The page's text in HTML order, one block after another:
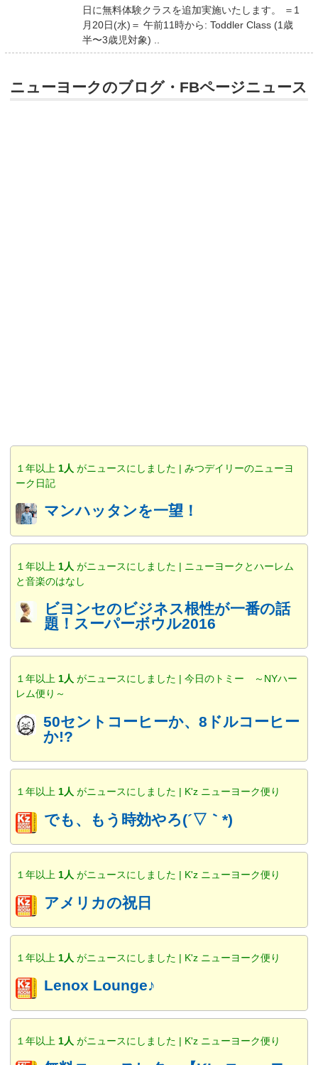
日に無料体験クラスを追加実施いたします。 ＝1
月20日(水)＝ 午前11時から: Toddler Class (1歳
半〜3歳児対象) ..
ニューヨークのブログ・FBページニュース
１年以上 1人 がニュースにしました | みつデイリーのニューヨ
ーク日記
マンハッタンを一望！
１年以上 1人 がニュースにしました | ニューヨークとハーレム
と音楽のはなし
ビヨンセのビジネス根性が一番の話
題！スーパーボウル2016
１年以上 1人 がニュースにしました | 今日のトミー ～NYハー
レム便り～
50セントコーヒーか、8ドルコーヒー
か!?
１年以上 1人 がニュースにしました | K'z ニューヨーク便り
でも、もう時効やろ(´▽｀*)
１年以上 1人 がニュースにしました | K'z ニューヨーク便り
アメリカの祝日
１年以上 1人 がニュースにしました | K'z ニューヨーク便り
Lenox Lounge♪
１年以上 1人 がニュースにしました | K'z ニューヨーク便り